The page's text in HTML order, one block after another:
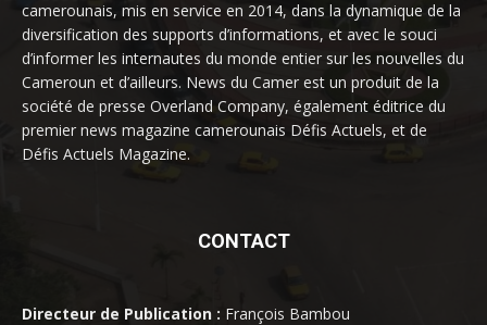
camerounais, mis en service en 2014, dans la dynamique de la
diversification des supports d’informations, et avec le souci
d’informer les internautes du monde entier sur les nouvelles du
Cameroun et d’ailleurs. News du Camer est un produit de la
société de presse Overland Company, également éditrice du
premier news magazine camerounais Défis Actuels, et de
Défis Actuels Magazine.
CONTACT
Directeur de Publication : François Bambou